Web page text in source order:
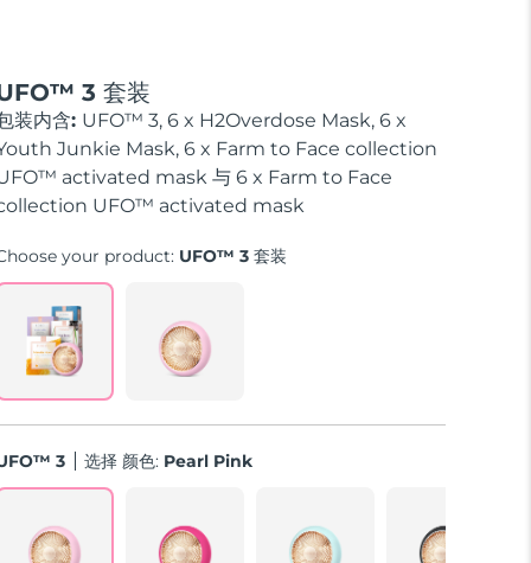
3 套装
装内含: UFO™ 3, 6 x H2Overdose Mask, 6 x
Junkie Mask, 6 x Farm to Face collection
activated mask 与 6 x Farm to Face
UFO™ activated mask
your product: UFO™ 3 套装
3 选择 颜色: Pearl Pink